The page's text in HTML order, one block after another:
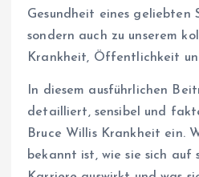
Gesundheit eines geliebten
sondern auch zu unserem
Krankheit, Öffentlichkeit
In diesem ausführlichen
detailliert, sensibel und
Bruce Willis Krankheit ein.
bekannt ist, wie sie sich auf